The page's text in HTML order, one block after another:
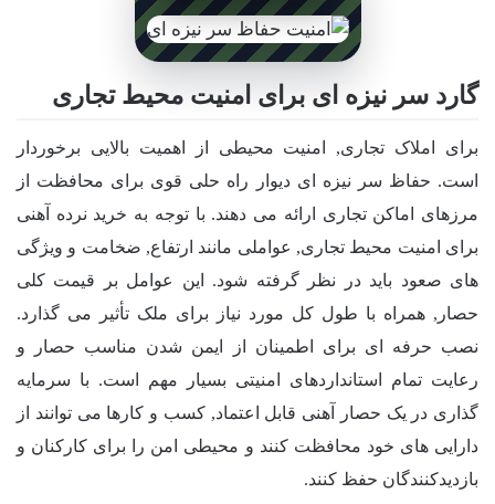
گارد سر نیزه ای برای امنیت محیط تجاری
برای املاک تجاری, امنیت محیطی از اهمیت بالایی برخوردار
است. حفاظ سر نیزه ای دیوار راه حلی قوی برای محافظت از
مرزهای اماکن تجاری ارائه می دهند. با توجه به خرید نرده آهنی
برای امنیت محیط تجاری, عواملی مانند ارتفاع, ضخامت و ویژگی
های صعود باید در نظر گرفته شود. این عوامل بر قیمت کلی
حصار, همراه با طول کل مورد نیاز برای ملک تأثیر می گذارد.
نصب حرفه ای برای اطمینان از ایمن شدن مناسب حصار و
رعایت تمام استانداردهای امنیتی بسیار مهم است. با سرمایه
گذاری در یک حصار آهنی قابل اعتماد, کسب و کارها می توانند از
دارایی های خود محافظت کنند و محیطی امن را برای کارکنان و
بازدیدکنندگان حفظ کنند.